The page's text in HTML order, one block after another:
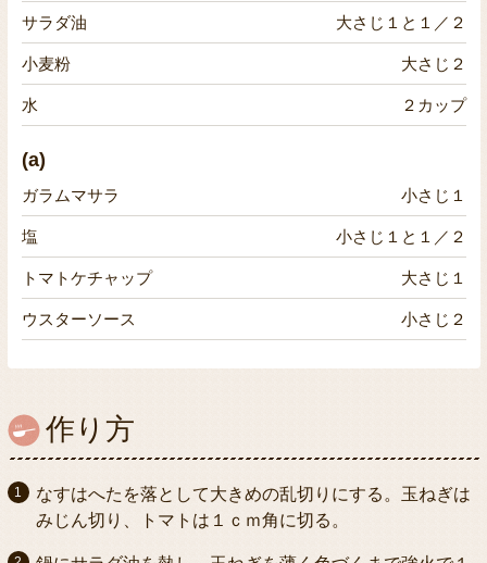
サラダ油 大さじ１と１／２
小麦粉 大さじ２
水 ２カップ
(a)
ガラムマサラ 小さじ１
塩 小さじ１と１／２
トマトケチャップ 大さじ１
ウスターソース 小さじ２
作り方
なすはへたを落として大きめの乱切りにする。玉ねぎは
みじん切り、トマトは１ｃｍ角に切る。